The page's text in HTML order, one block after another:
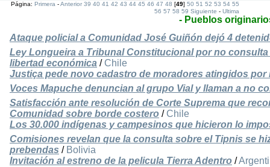
Página:Primera -Anterior 39 40 41 42 43 44 45 46 47 48 [49]50 51 52 53 54 55
56 57 58 59 Siguiente -Ultima
- Pueblos
Ataque policial a Comunidad José Guiñón dejó 4
Ley Longueira a Tribunal Constitucional por no
libertad económica / Chile
Justiça pede novo cadastro de moradores atingidos por
Voces Mapuche denuncian al grupo Vial y llaman a no
Satisfacción ante resolución de Corte Suprema que
Comunidad sobre borde costero / Chile
Los 30.000 indígenas y campesinos que hicieron lo
Comisiones revelan que la consulta sobre el Tipnis se
prebendas / Bolivia
Invitación al estreno de la pelicula Tierra Adentro /